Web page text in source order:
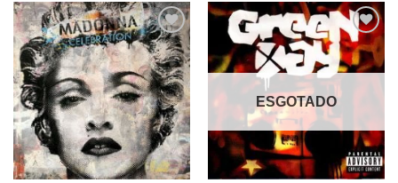
Adicionar
a lista de
desejos
Adicionar
a lista de
desejos
ESGOTADO